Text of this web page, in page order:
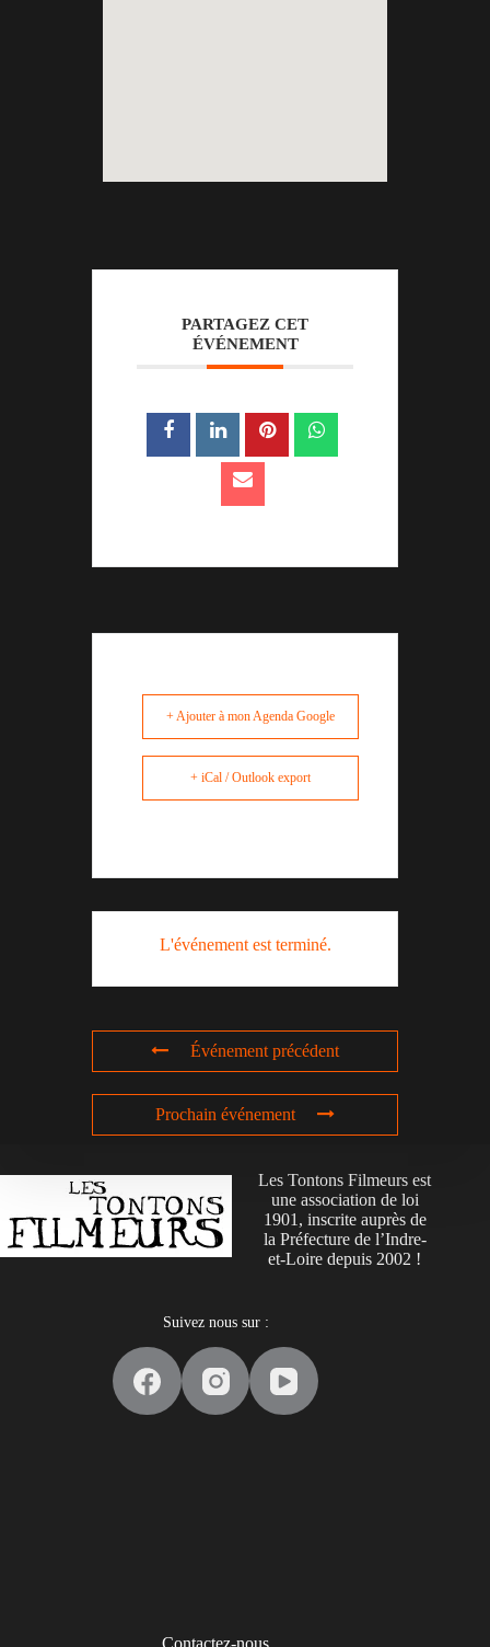
PARTAGEZ CET
ÉVÉNEMENT
+ Ajouter à mon Agenda Google
+ iCal / Outlook export
L'événement est terminé.
Événement précédent
Prochain événement
Les Tontons Filmeurs est
une association de loi
1901, inscrite auprès de
la Préfecture de l’Indre-
et-Loire depuis 2002 !
Suivez nous sur :